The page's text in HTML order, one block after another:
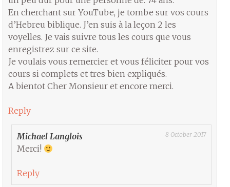
En cherchant sur YouTube, je tombe sur vos cours
d’Hebreu biblique. J’en suis à la leçon 2 les
voyelles. Je vais suivre tous les cours que vous
enregistrez sur ce site.
Je voulais vous remercier et vous féliciter pour vos
cours si complets et tres bien expliqués.
A bientot Cher Monsieur et encore merci.
Reply
Michael Langlois 8 October 2017
Merci!
Reply